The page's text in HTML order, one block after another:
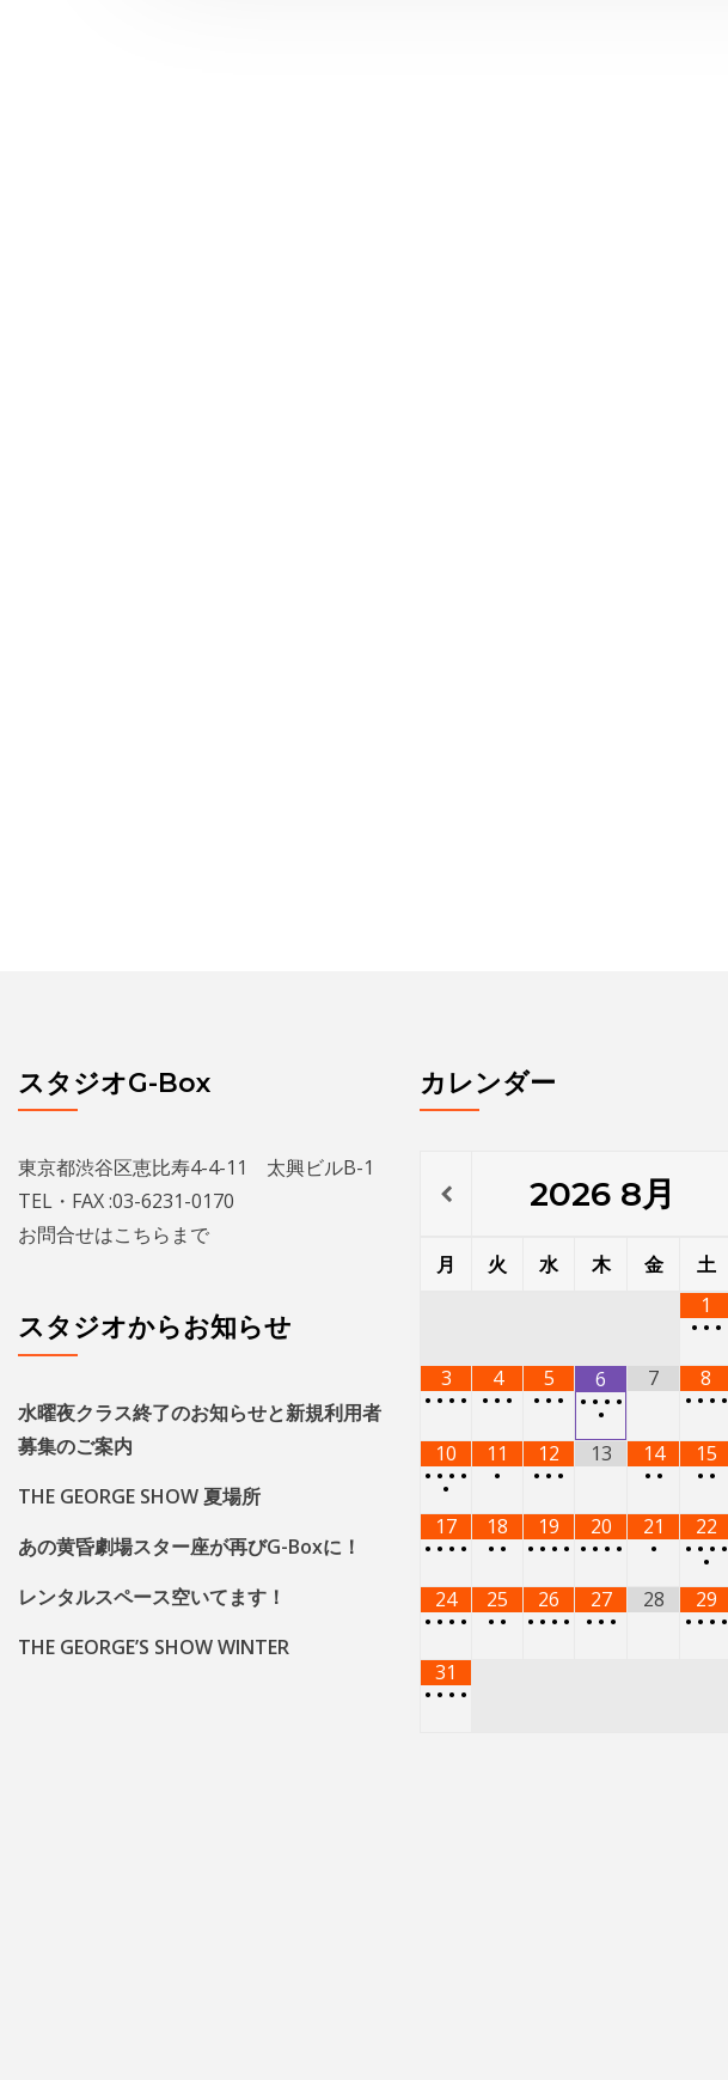
スタジオG-Box
東京都渋谷区恵比寿4-4-11 太興ビルB-1
TEL・FAX :03-6231-0170
お問合せはこちら まで
スタジオからお知らせ
水曜夜クラス終了のお知らせと新規利用者
募集のご案内
THE GEORGE SHOW 夏場所
あの黄昏劇場スター座が再びG-Boxに！
レンタルスペース空いてます！
THE GEORGE’S SHOW WINTER
カレンダー
2026 8月
月 火 水 木 金 土
1
• • •
3
• • • •
4
• • •
5
• • •
6
• • • •
•
7
8
• • • •
10
• • • •
•
11
•
12
• • •
13
14
• •
15
• •
17
• • • •
18
• •
19
• • • •
20
• • • •
21
•
22
• • • •
•
24
• • • •
25
• •
26
• • • •
27
• • •
28
29
• • • •
31
• • • •